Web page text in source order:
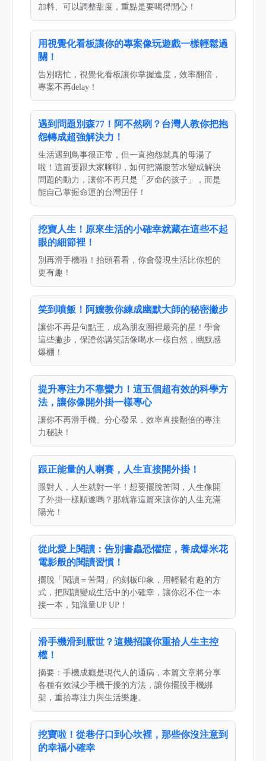
加料、可以調整甜度，重點是要喝得開心！
用視覺化看板讓你的專案像玩遊戲一樣輕鬆過
關！
告別瞎忙，視覺化看板讓你掌握進度，效率翻倍，
專案不再delay！
遇到問題別森77！阿不然咧？台灣人教你把抱
怨轉成超強解決力！
生活遇到鳥事很正常，但一直抱怨就真的母湯了
啦！這篇要跟大家聊聊，如何把滿腹苦水變成解決
問題的動力，讓你不再只是「歹命的孩子」，而是
能自己掌握命運的台灣囝仔！
挖寶人生！原來生活的小確幸就藏在這些不起
眼的細節裡！
別再滑手機啦！抬頭看看，你會發現生活比你想的
更有趣！
笑到噴飯！阿嬤教你練成幽默大師的秘密撇步
讓你不再是句點王，成為朋友圈裡最亮的星！學會
這些撇步，保證你講笑話像喝水一樣自然，幽默感
爆棚！
提升專注力不靠蠻力！這五個超有效的科學方
法，讓你像開外掛一樣專心
讓你不再滑手機、分心發呆，效率直接翻倍的專注
力秘訣！
跟正能量的人喇賽，人生直接開外掛！
跟對人，人生就對一半！想要擺脫苦悶，人生像開
了外掛一樣順遂嗎？那就靠這篇來讓你的人生充滿
陽光！
從此愛上閱讀：告別書蟲恐懼症，養成爆米花
電影般的閱讀習慣！
擺脫「閱讀＝苦悶」的刻板印象，用輕鬆有趣的方
式，把閱讀變成生活中的小確幸，讓你忍不住一本
接一本，知識量UP UP！
滑手機滑到厭世？這幾招讓你重拾人生主控
權！
摘要：手機成癮是現代人的通病，本篇文章將分享
各種有效減少手機干擾的方法，讓你擺脫手機綁
架，重拾專注力與生活樂趣。
挖寶啦！從巷仔口到心坎裡，那些你沒注意到
的幸福小確幸